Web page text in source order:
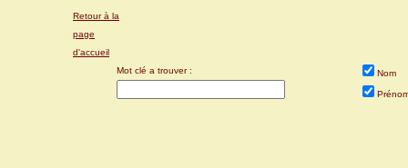
Retour à la
page
d'accueil
Mot clé a trouver :
Nom